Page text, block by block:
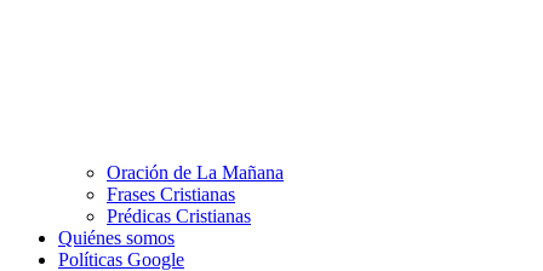
Oración de La Mañana
Frases Cristianas
Prédicas Cristianas
Quiénes somos
Políticas Google